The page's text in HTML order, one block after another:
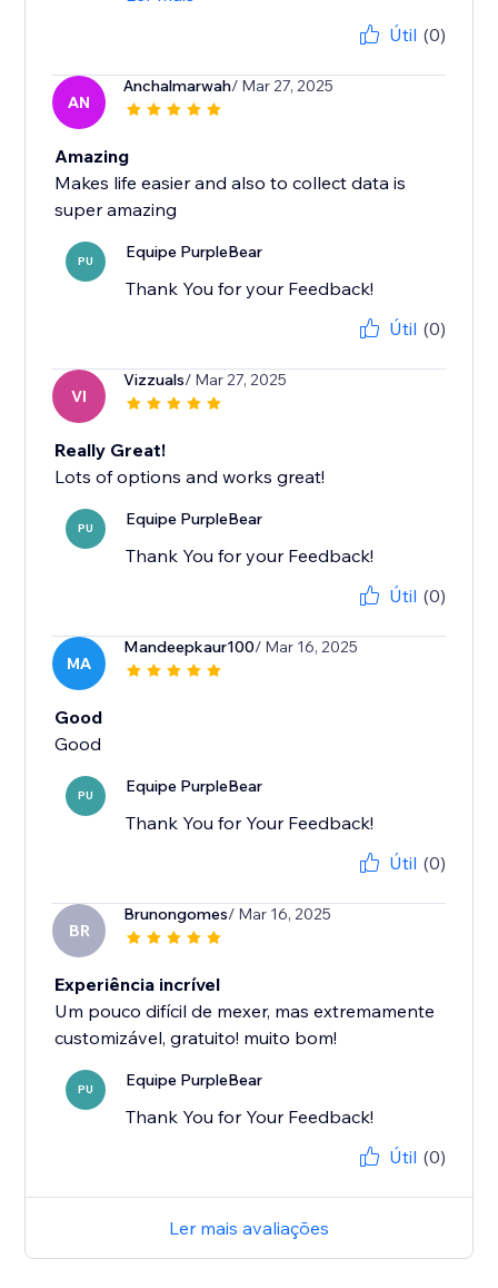
Útil (0)
AN
Anchalmarwah/ Mar 27, 2025
Amazing
Makes life easier and also to collect data is
super amazing
PU Equipe PurpleBear
Thank You for your Feedback!
Útil (0)
VI
Vizzuals/ Mar 27, 2025
Really Great!
Lots of options and works great!
PU Equipe PurpleBear
Thank You for your Feedback!
Útil (0)
MA
Mandeepkaur100/ Mar 16, 2025
Good
Good
PU Equipe PurpleBear
Thank You for Your Feedback!
Útil (0)
BR
Brunongomes/ Mar 16, 2025
Experiência incrível
Um pouco difícil de mexer, mas extremamente
customizável, gratuito! muito bom!
PU Equipe PurpleBear
Thank You for Your Feedback!
Útil (0)
Ler mais avaliações